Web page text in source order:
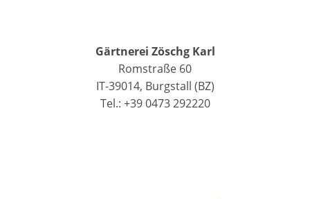
Gärtnerei Zöschg Karl
Romstraße 60
IT-39014, Burgstall (BZ)
Tel.: +39 0473 292220